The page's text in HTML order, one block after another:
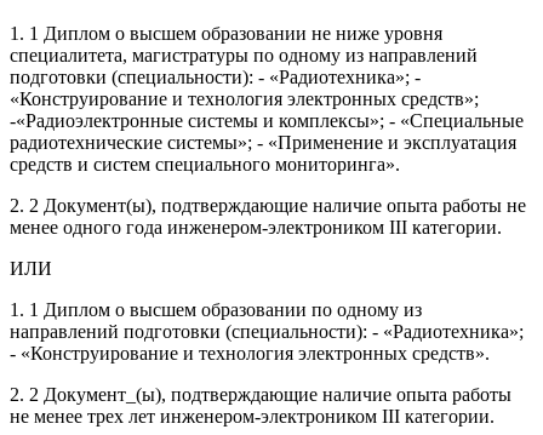
1. 1 Диплом о высшем образовании не ниже уровня
специалитета, магистратуры по одному из направлений
подготовки (специальности): - «Радиотехника»; -
«Конструирование и технология электронных средств»;
-«Радиоэлектронные системы и комплексы»; - «Специальные
радиотехнические системы»; - «Применение и эксплуатация
средств и систем специального мониторинга».
2. 2 Документ(ы), подтверждающие наличие опыта работы не
менее одного года инженером-электроником III категории.
ИЛИ
1. 1 Диплом о высшем образовании по одному из
направлений подготовки (специальности): - «Радиотехника»;
- «Конструирование и технология электронных средств».
2. 2 Документ_(ы), подтверждающие наличие опыта работы
не менее трех лет инженером-электроником III категории.